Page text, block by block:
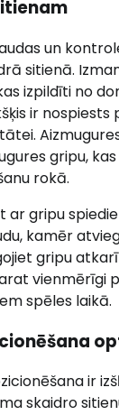
un
sitienā.
izpildīti no
ir
gripu,
rokā.
ar gripu
kamēr
gripu
vienmērīgi
spēles laikā.
ir
skaidro